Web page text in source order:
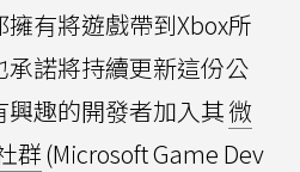
有將遊戲帶到Xbox所
諾將持續更新這份公
趣的開發者加入其微
群(Microsoft Game Dev